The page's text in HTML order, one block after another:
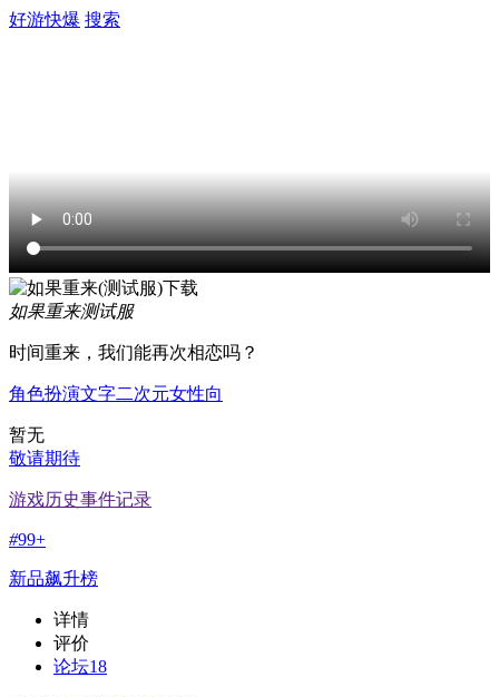
好游快爆 搜索
如果重来测试服
时间重来，我们能再次相恋吗？
角色扮演文字二次元女性向
暂无
敬请期待
游戏历史事件记录
#99+
新品飙升榜
详情
评价
论坛18